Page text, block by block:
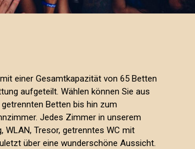
einer Gesamtkapazität von 65 Betten
aufgeteilt. Wählen können Sie aus
Betten bis hin zum
Jedes Zimmer in unserem
Tresor, getrenntes WC mit
über eine wunderschöne Aussicht.